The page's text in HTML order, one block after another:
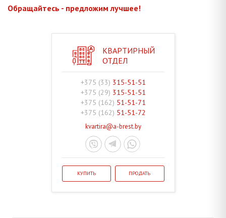
Обращайтесь - предложим лучшее!
КВАРТИРНЫЙ
ОТДЕЛ
+375 (33) 315-51-51
+375 (29) 315-51-51
+375 (162) 51-51-71
+375 (162) 51-51-72
kvartira@a-brest.by
КУПИТЬ ПРОДАТЬ